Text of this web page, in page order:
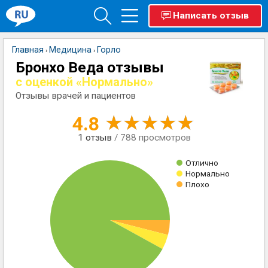
Написать отзыв
Главная › Медицина › Горло
Бронхо Веда отзывы
с оценкой «Нормально»
Отзывы врачей и пациентов
4.8
1 отзыв / 788 просмотров
Отлично
Нормально
Плохо